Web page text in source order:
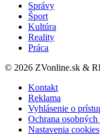
Správy
Šport
Kultúra
Reality
Práca
© 2026 ZVonline.sk &
Kontakt
Reklama
Vyhlásenie o
Ochrana
Nastavenia cookies